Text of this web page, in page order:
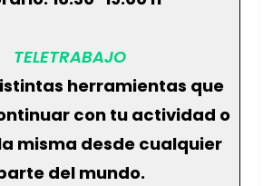
TELETRABAJO
herramientas que
con tu actividad o
misma desde cualquier
del mundo.